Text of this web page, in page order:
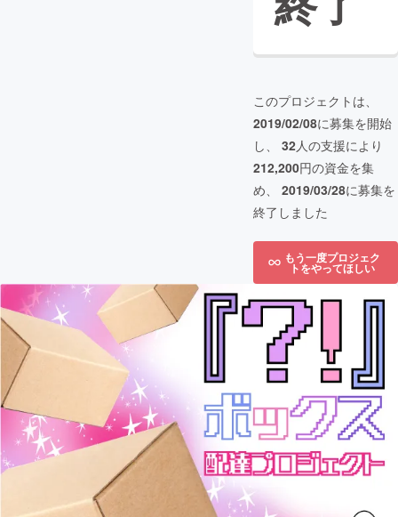
このプロジェクトは、
2019/02/08に募集を開始
し、 32人の支援により
212,200円の資金を集
め、 2019/03/28に募集を
終了しました
もう一度プロジェク
トをやってほしい